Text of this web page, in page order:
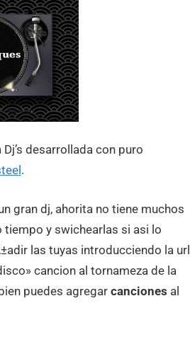
desarrollada con puro
.
gran dj, ahorita no tiene muchos
y swichearlas si asi lo
las tuyas introducciendo la url
cancion al tornameza de la
puedes agregar canciones al